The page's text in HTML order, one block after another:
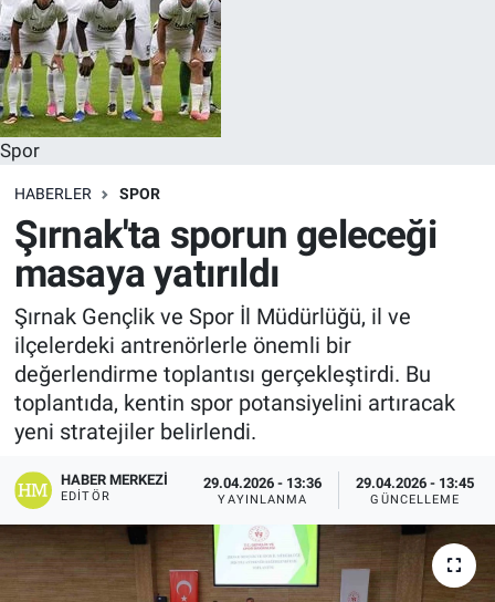
Spor
HABERLER SPOR
Şırnak'ta sporun geleceği
masaya yatırıldı
Şırnak Gençlik ve Spor İl Müdürlüğü, il ve
ilçelerdeki antrenörlerle önemli bir
değerlendirme toplantısı gerçekleştirdi. Bu
toplantıda, kentin spor potansiyelini artıracak
yeni stratejiler belirlendi.
HABER MERKEZI
EDITÖR
29.04.2026 - 13:36
YAYINLANMA
29.04.2026 - 13:45
GÜNCELLEME